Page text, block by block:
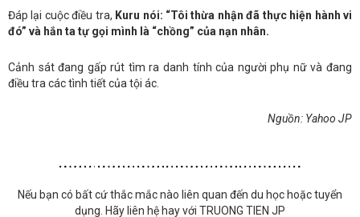
Đáp lại cuộc điều tra, Kuru nói: “Tôi thừa nhận đã thực hiện hành vi
đó” và hắn ta tự gọi mình là “chồng” của nạn nhân.
Cảnh sát đang gấp rút tìm ra danh tính của người phụ nữ và đang
điều tra các tình tiết của tội ác.
Nguồn: Yahoo JP
Nếu bạn có bất cứ thắc mắc nào liên quan đến du học hoặc tuyển
dụng. Hãy liên hệ hay với TRUONG TIEN JP